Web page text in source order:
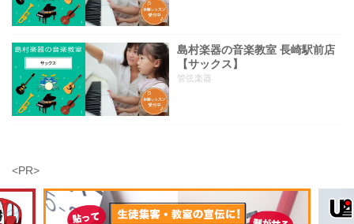
島村楽器の音楽教室 長崎駅前店
【サックス】
管弦楽器
<PR>